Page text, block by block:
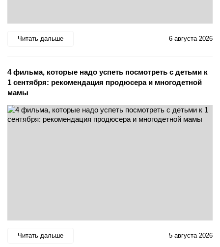
Читать дальше 6 августа 2026
4 фильма, которые надо успеть посмотреть с детьми к
1 сентября: рекомендация продюсера и многодетной
мамы
Читать дальше 5 августа 2026